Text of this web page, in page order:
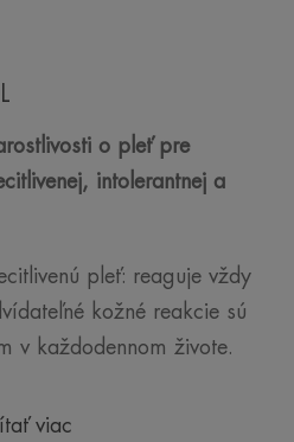
o pleť pre
intolerantnej a
pleť: reaguje vždy
kožné reakcie sú
v každodennom živote.
viac